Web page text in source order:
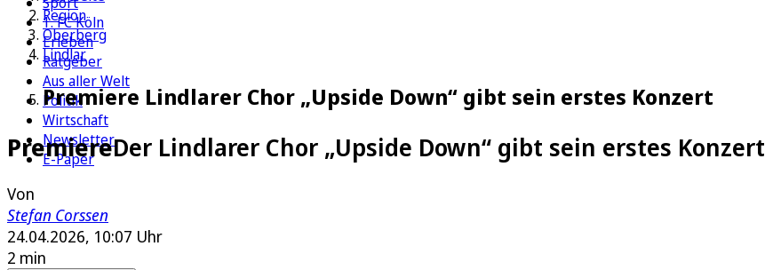
1. FC Köln
Erleben
Ratgeber
Aus aller Welt
Politik
Wirtschaft
Newsletter
E-Paper
Region
Oberberg
Lindlar
Premiere Lindlarer Chor „Upside Down“ gibt sein erstes Konzert
PremiereDer Lindlarer Chor „Upside Down“ gibt sein erstes Konzert
Von
Stefan Corssen
24.04.2026, 10:07 Uhr
2 min